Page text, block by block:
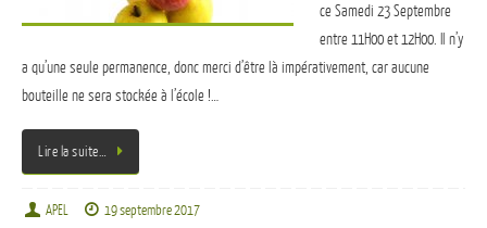
ce Samedi 23 Septembre
entre 11H00 et 12H00. Il n’y
a qu’une seule permanence, donc merci d’être là impérativement, car aucune
bouteille ne sera stockée à l’école !…
Lire la suite…
APEL 19 septembre 2017